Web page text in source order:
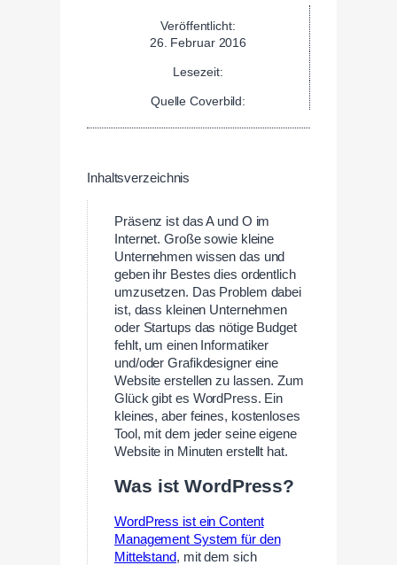
Veröffentlicht:
26. Februar 2016
Lesezeit:
Quelle Coverbild:
Inhaltsverzeichnis
Präsenz ist das A und O im
Internet. Große sowie kleine
Unternehmen wissen das und
geben ihr Bestes dies ordentlich
umzusetzen. Das Problem dabei
ist, dass kleinen Unternehmen
oder Startups das nötige Budget
fehlt, um einen Informatiker
und/oder Grafikdesigner eine
Website erstellen zu lassen. Zum
Glück gibt es WordPress. Ein
kleines, aber feines, kostenloses
Tool, mit dem jeder seine eigene
Website in Minuten erstellt hat.
Was ist WordPress?
WordPress ist ein Content
Management System für den
Mittelstand, mit dem sich